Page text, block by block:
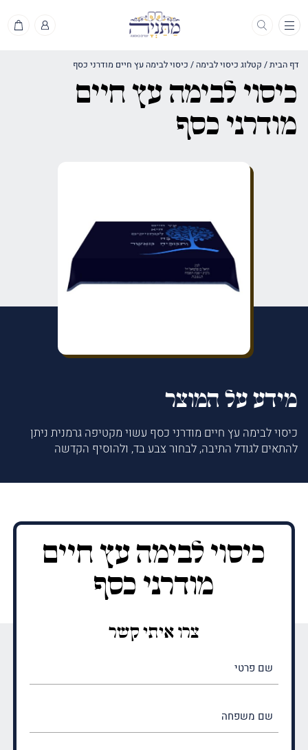
תפריט
דף הבית/ קטלוג כיסוי לבימה / כיסוי לבימה עץ חיים מודרני כסף
כיסוי לבימה עץ חיים
מודרני כסף
מידע על המוצר
כיסוי לבימה עץ חיים מודרני כסף עשוי מקטיפה גרמנית ניתן
להתאים לגודל התיבה, לבחור צבע בד, ולהוסיף הקדשה
כיסוי לבימה עץ חיים
מודרני כסף
צרו איתי קשר
(חובה)
(חובה)